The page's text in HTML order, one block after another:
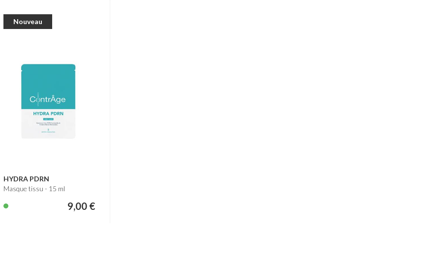
Nouveau
HYDRA PDRN
Masque tissu - 15 ml
9,00 €